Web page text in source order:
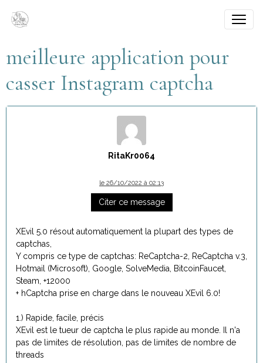
meilleure application pour
casser Instagram captcha
RitaKr0064
le 26/10/2022 à 02:13
Citer ce message
XEvil 5.0 résout automatiquement la plupart des types de
captchas,
Y compris ce type de captchas: ReCaptcha-2, ReCaptcha v.3,
Hotmail (Microsoft), Google, SolveMedia, BitcoinFaucet,
Steam, +12000
+ hCaptcha prise en charge dans le nouveau XEvil 6.0!
1.) Rapide, facile, précis
XEvil est le tueur de captcha le plus rapide au monde. Il n'a
pas de limites de résolution, pas de limites de nombre de
threads